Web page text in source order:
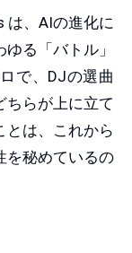
、AIの進化に
る「バトル」
で、DJの選曲
ちらが上に立て
とは、これから
を秘めているの